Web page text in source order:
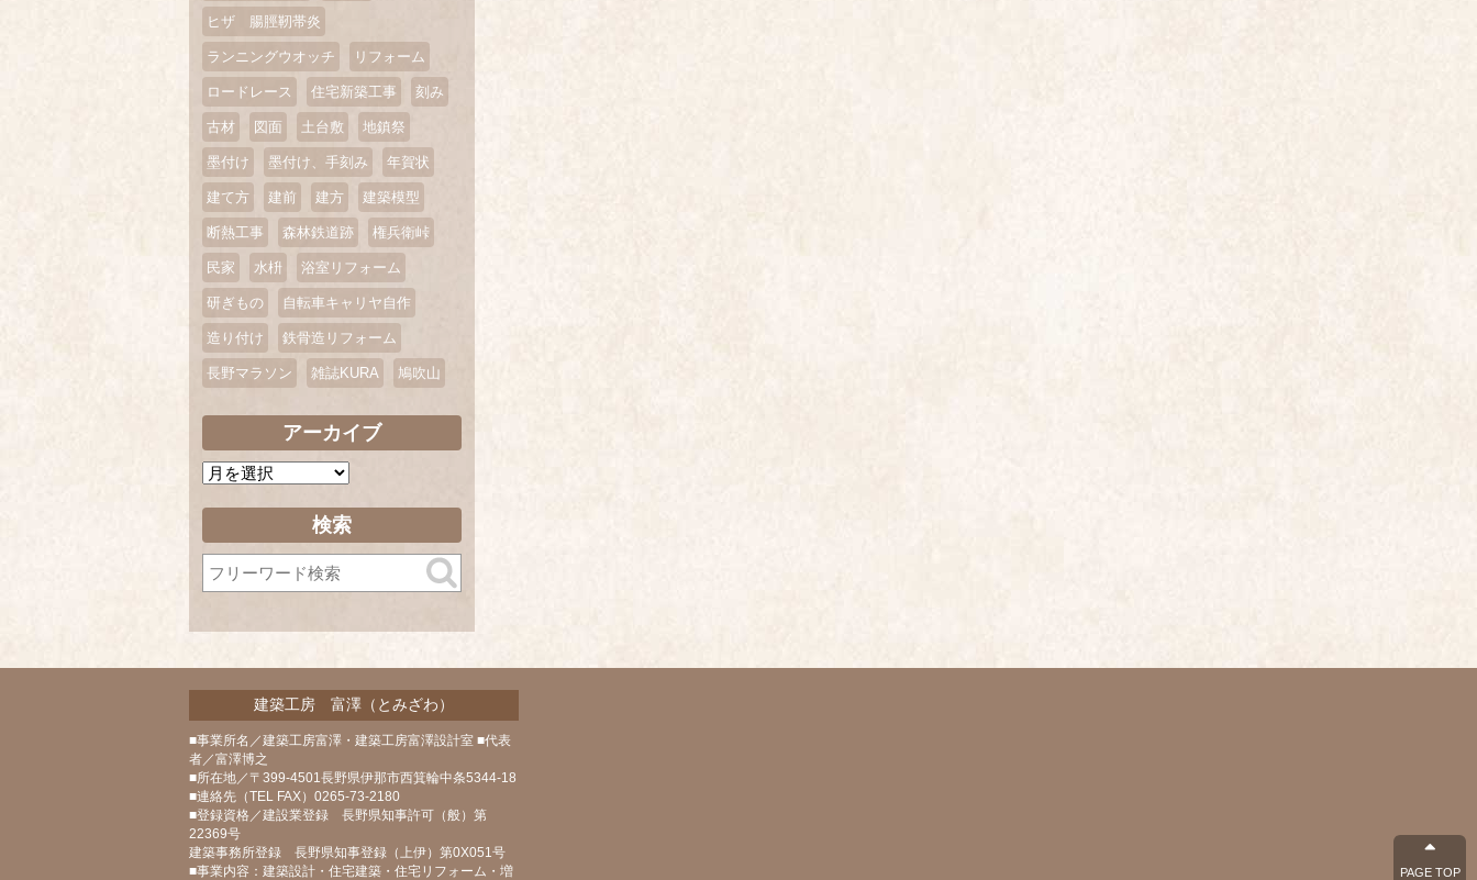
ヒザ 腸脛靭帯炎
ランニングウオッチ リフォーム
ロードレース 住宅新築工事 刻み
古材 図面 土台敷 地鎮祭
墨付け 墨付け、手刻み 年賀状
建て方 建前 建方 建築模型
断熱工事 森林鉄道跡 権兵衛峠
民家 水枡 浴室リフォーム
研ぎもの 自転車キャリヤ自作
造り付け 鉄骨造リフォーム
長野マラソン 雑誌KURA 鳩吹山
アーカイブ
ア
イ
ブ
検索
建築工房 富澤（とみざわ）
■事業所名／建築工房富澤・建築工房富澤設計室 ■代表
者／富澤博之
■所在地／〒399-4501長野県伊那市西箕輪中条5344-18
■連絡先（TEL FAX）0265-73-2180
■登録資格／建設業登録 長野県知事許可（般）第
22369号
建築事務所登録 長野県知事登録（上伊）第0X051号
■事業内容：建築設計・住宅建築・住宅リフォーム・増
PAGE TOP